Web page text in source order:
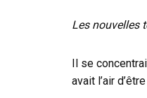
Les nouvelles
Il se
avait l’air